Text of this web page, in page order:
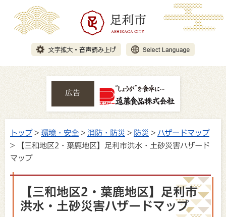
広告
トップ> 環境・安全 > 消防・防災 > 防災 > ハザードマップ
> 【三和地区2・葉鹿地区】足利市洪水・土砂災害ハザード
マップ
【三和地区2・葉鹿地区】足利市
洪水・土砂災害ハザードマップ